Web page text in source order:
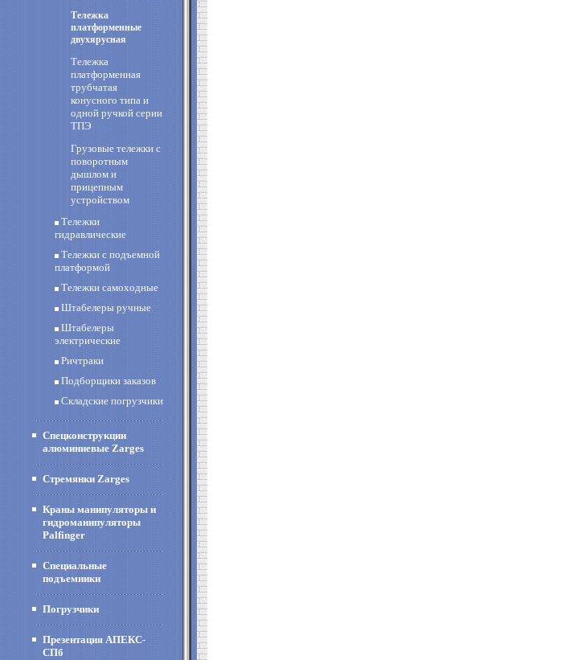
Тележка
платформенные
двухярусная
Тележка
платформенная
трубчатая
конусного типа и
одной ручкой серии
ТПЭ
Грузовые тележки с
поворотным
дышлом и
прицепным
устройством
Тележки
гидравлические
Тележки с подъемной
платформой
Тележки самоходные
Штабелеры ручные
Штабелеры
электрические
Ричтраки
Подборщики заказов
Складские погрузчики
Спецконструкции
алюминиевые Zarges
Стремянки Zarges
Краны манипуляторы и
гидроманипуляторы
Palfinger
Специальные
подъемники
Погрузчики
Презентация АПЕКС-
СПб